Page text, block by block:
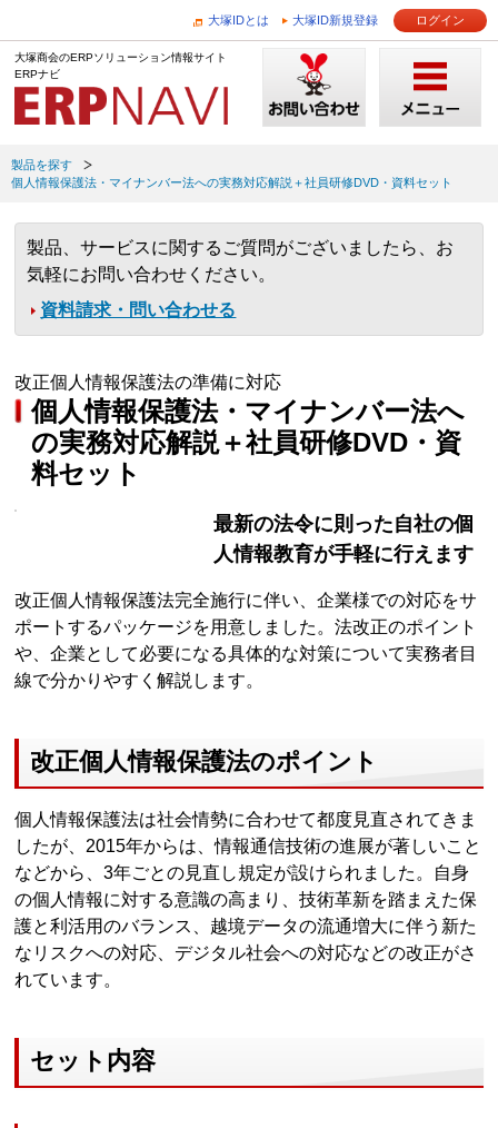
大塚IDとは 大塚ID新規登録 ログイン
大塚商会のERPソリューション情報サイト
ERPナビ
製品を探す
個人情報保護法・マイナンバー法への実務対応解説＋社員研修DVD・資料セット
製品、サービスに関するご質問がございましたら、お
気軽にお問い合わせください。
資料請求・問い合わせる
改正個人情報保護法の準備に対応
個人情報保護法・マイナンバー法へ
の実務対応解説＋社員研修DVD・資
料セット
最新の法令に則った自社の個
人情報教育が手軽に行えます
改正個人情報保護法完全施行に伴い、企業様での対応をサ
ポートするパッケージを用意しました。法改正のポイント
や、企業として必要になる具体的な対策について実務者目
線で分かりやすく解説します。
改正個人情報保護法のポイント
個人情報保護法は社会情勢に合わせて都度見直されてきま
したが、2015年からは、情報通信技術の進展が著しいこと
などから、3年ごとの見直し規定が設けられました。自身
の個人情報に対する意識の高まり、技術革新を踏まえた保
護と利活用のバランス、越境データの流通増大に伴う新た
なリスクへの対応、デジタル社会への対応などの改正がさ
れています。
セット内容